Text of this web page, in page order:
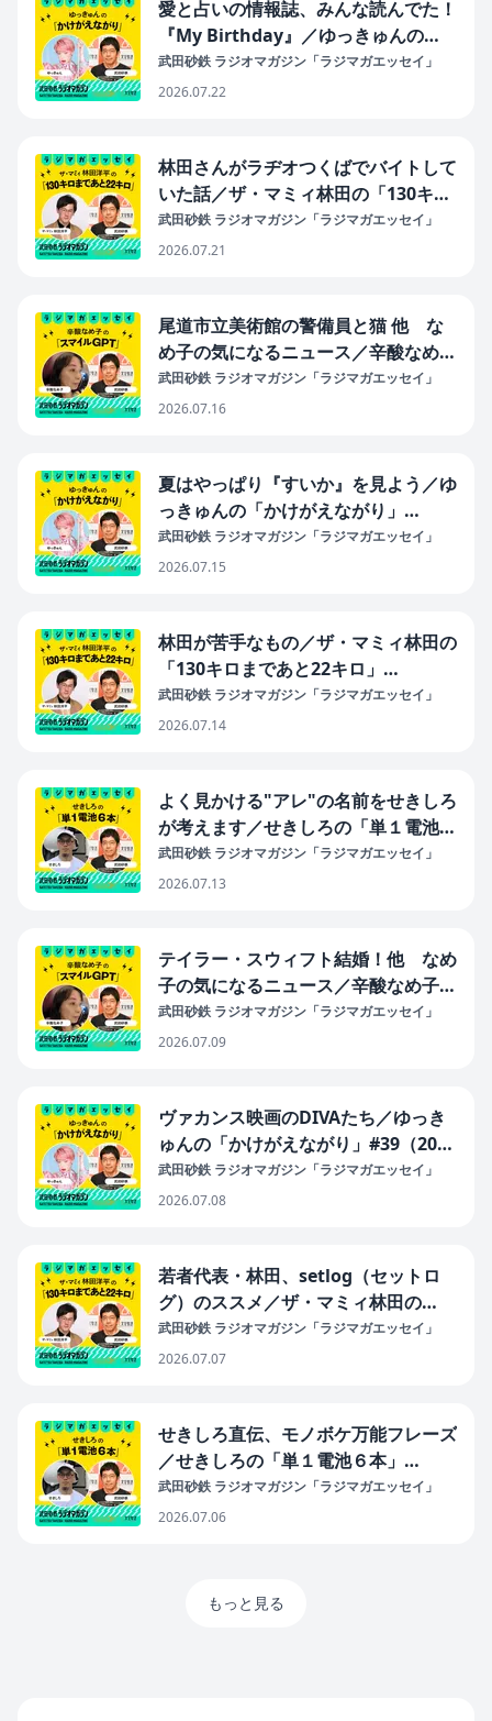
愛と占いの情報誌、みんな読んでた！
『My Birthday』／ゆっきゅんの
「かけがえながり」#41（2026年7月
22日放送分）
武田砂鉄 ラジオマガジン「ラジマガエッセイ」
2026.07.22
林田さんがラヂオつくばでバイトして
いた話／ザ・マミィ林田の「130キロ
まであと22キロ」#41（2026年7月21
日放送分）
武田砂鉄 ラジオマガジン「ラジマガエッセイ」
2026.07.21
尾道市立美術館の警備員と猫 他 な
め子の気になるニュース／辛酸なめ子
の「スマイルGPT」#41（2026年7月
16日放送分）
武田砂鉄 ラジオマガジン「ラジマガエッセイ」
2026.07.16
夏はやっぱり『すいか』を見よう／ゆ
っきゅんの「かけがえながり」
#40（2026年7月15日放送分）
武田砂鉄 ラジオマガジン「ラジマガエッセイ」
2026.07.15
林田が苦手なもの／ザ・マミィ林田の
「130キロまであと22キロ」
#40（2026年7月14日放送分）
武田砂鉄 ラジオマガジン「ラジマガエッセイ」
2026.07.14
よく見かける"アレ"の名前をせきしろ
が考えます／せきしろの「単１電池６
本」#37（2026年7月13日放送分）
武田砂鉄 ラジオマガジン「ラジマガエッセイ」
2026.07.13
テイラー・スウィフト結婚！他 なめ
子の気になるニュース／辛酸なめ子の
「スマイルGPT」#40（2026年7月9
日放送分）
武田砂鉄 ラジオマガジン「ラジマガエッセイ」
2026.07.09
ヴァカンス映画のDIVAたち／ゆっき
ゅんの「かけがえながり」#39（2026
年7月8日放送分）
武田砂鉄 ラジオマガジン「ラジマガエッセイ」
2026.07.08
若者代表・林田、setlog（セットロ
グ）のススメ／ザ・マミィ林田の
「130キロまであと22キロ」
#39（2026年7月7日放送分）
武田砂鉄 ラジオマガジン「ラジマガエッセイ」
2026.07.07
せきしろ直伝、モノボケ万能フレーズ
／せきしろの「単１電池６本」
#36（2026年7月6日放送分）
武田砂鉄 ラジオマガジン「ラジマガエッセイ」
2026.07.06
もっと見る